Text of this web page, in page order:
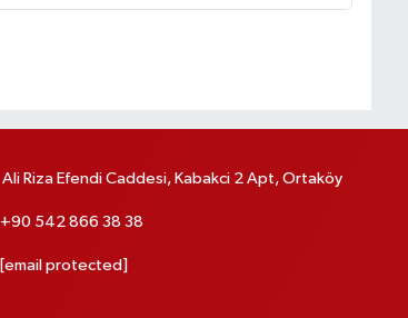
Ali Riza Efendi Caddesi, Kabakci 2 Apt, Ortaköy
+90 542 866 38 38
[email protected]